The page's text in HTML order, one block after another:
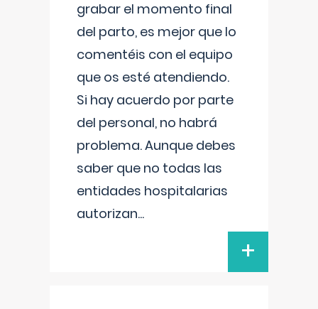
grabar el momento final
del parto, es mejor que lo
comentéis con el equipo
que os esté atendiendo.
Si hay acuerdo por parte
del personal, no habrá
problema. Aunque debes
saber que no todas las
entidades hospitalarias
autorizan...
+